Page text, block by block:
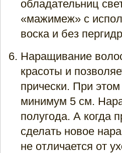
обладательниц
«мажимеж» с
воска и без
Наращивание
красоты и
прически. При
минимум 5 см.
полугода. А когда
сделать новое
не отличается от